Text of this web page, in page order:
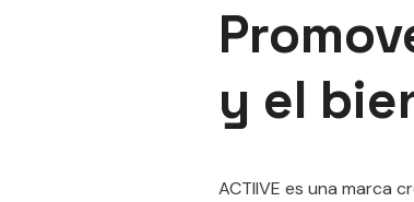
y el
ACTIIVE es una marca